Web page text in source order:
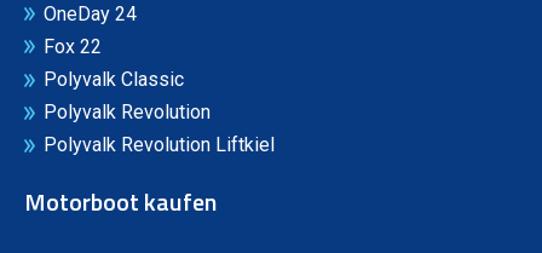
OneDay 24
Fox 22
Polyvalk Classic
Polyvalk Revolution
Polyvalk Revolution Liftkiel
Motorboot kaufen